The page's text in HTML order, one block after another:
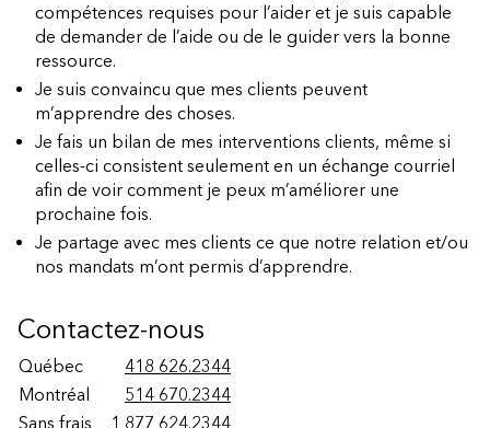
compétences requises pour l’aider et je suis capable
de demander de l’aide ou de le guider vers la bonne
ressource.
Je suis convaincu que mes clients peuvent
m’apprendre des choses.
Je fais un bilan de mes interventions clients, même si
celles-ci consistent seulement en un échange courriel
afin de voir comment je peux m’améliorer une
prochaine fois.
Je partage avec mes clients ce que notre relation et/ou
nos mandats m’ont permis d’apprendre.
Contactez-nous
Québec
418 626.2344
Montréal
514 670.2344
Sans frais
1 877 624.2344